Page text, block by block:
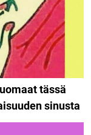
tässä
sinusta